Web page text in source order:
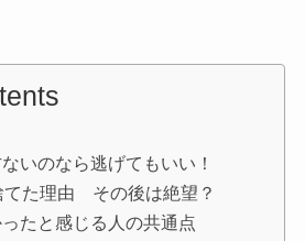
いのなら逃げてもいい！
てた理由 その後は絶望？
たと感じる人の共通点